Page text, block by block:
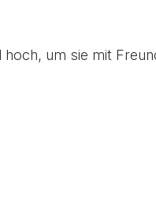
um sie mit